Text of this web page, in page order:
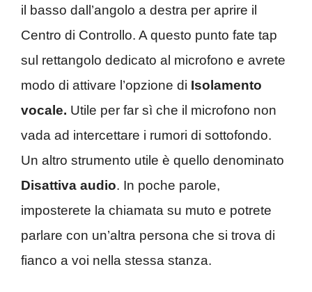
il basso dall’angolo a destra per aprire il
Centro di Controllo. A questo punto fate tap
sul rettangolo dedicato al microfono e avrete
modo di attivare l’opzione di Isolamento
vocale. Utile per far sì che il microfono non
vada ad intercettare i rumori di sottofondo.
Un altro strumento utile è quello denominato
Disattiva audio. In poche parole,
imposterete la chiamata su muto e potrete
parlare con un’altra persona che si trova di
fianco a voi nella stessa stanza.